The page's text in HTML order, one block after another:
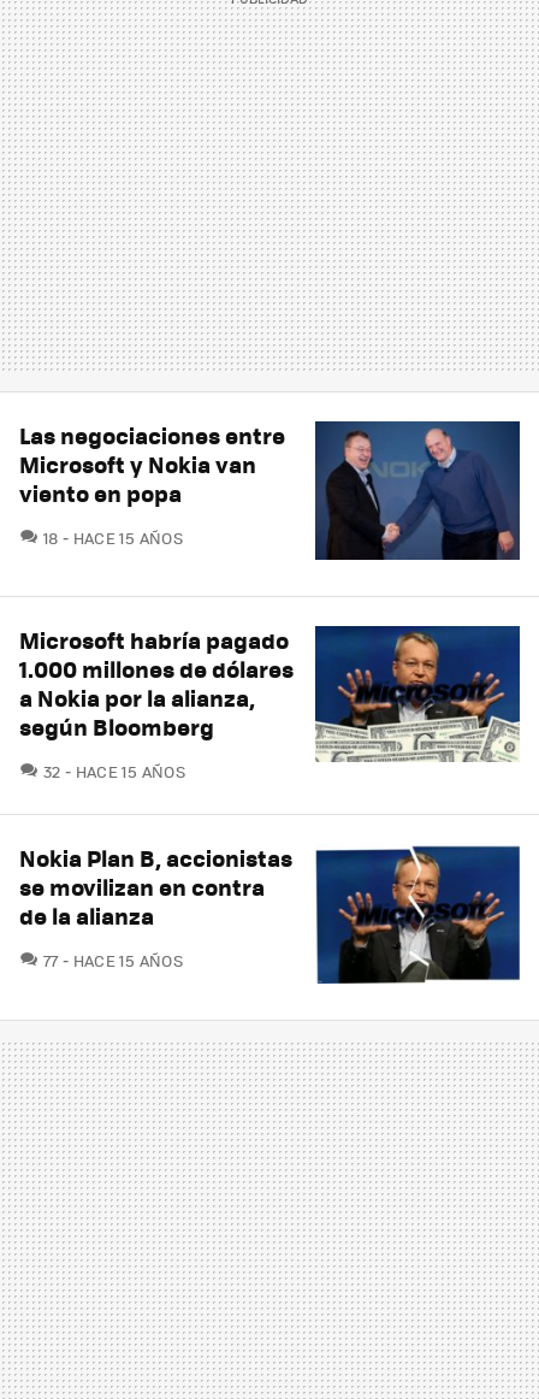
Las negociaciones entre
Microsoft y Nokia van
viento en popa
18 COMENTARIOS
HACE 15 AÑOS
Microsoft habría pagado
1.000 millones de dólares
a Nokia por la alianza,
según Bloomberg
32 COMENTARIOS
HACE 15 AÑOS
Nokia Plan B, accionistas
se movilizan en contra
de la alianza
77COMENTARIOS
HACE 15 AÑOS